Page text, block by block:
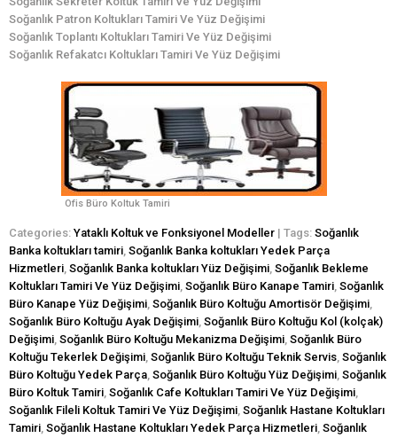
Soğanlık Patron Koltukları Tamiri Ve Yüz Değişimi
Soğanlık Toplantı Koltukları Tamiri Ve Yüz Değişimi
Soğanlık Refakatcı Koltukları Tamiri Ve Yüz Değişimi
Ofis Büro Koltuk Tamiri
Categories: Yataklı Koltuk ve Fonksiyonel Modeller | Tags: Soğanlık
Banka koltukları tamiri, Soğanlık Banka koltukları Yedek Parça
Hizmetleri, Soğanlık Banka koltukları Yüz Değişimi, Soğanlık Bekleme
Koltukları Tamiri Ve Yüz Değişimi, Soğanlık Büro Kanape Tamiri, Soğanlık
Büro Kanape Yüz Değişimi, Soğanlık Büro Koltuğu Amortisör Değişimi,
Soğanlık Büro Koltuğu Ayak Değişimi, Soğanlık Büro Koltuğu Kol (kolçak)
Değişimi, Soğanlık Büro Koltuğu Mekanizma Değişimi, Soğanlık Büro
Koltuğu Tekerlek Değişimi, Soğanlık Büro Koltuğu Teknik Servis, Soğanlık
Büro Koltuğu Yedek Parça, Soğanlık Büro Koltuğu Yüz Değişimi, Soğanlık
Büro Koltuk Tamiri, Soğanlık Cafe Koltukları Tamiri Ve Yüz Değişimi,
Soğanlık Fileli Koltuk Tamiri Ve Yüz Değişimi, Soğanlık Hastane Koltukları
Tamiri, Soğanlık Hastane Koltukları Yedek Parça Hizmetleri, Soğanlık